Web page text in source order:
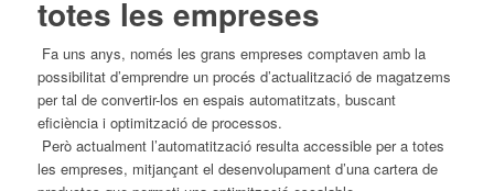
totes les empreses
Fa uns anys, només les grans empreses comptaven amb la
possibilitat d’emprendre un procés d’actualització de magatzems
per tal de convertir-los en espais automatitzats, buscant
eficiència i optimització de processos.
Però actualment l’automatització resulta accessible per a totes
les empreses, mitjançant el desenvolupament d’una cartera de